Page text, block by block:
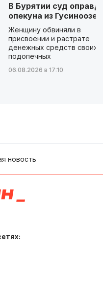
В Бурятии суд
опекуна из
Женщину обвиняли в
присвоении и растрате
денежных средств своих
подопечных
06.08.2026 в 17:10
новость